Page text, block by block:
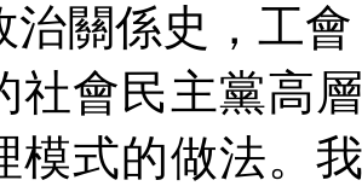
治關係史，工
社會民主黨高
模式的做法。